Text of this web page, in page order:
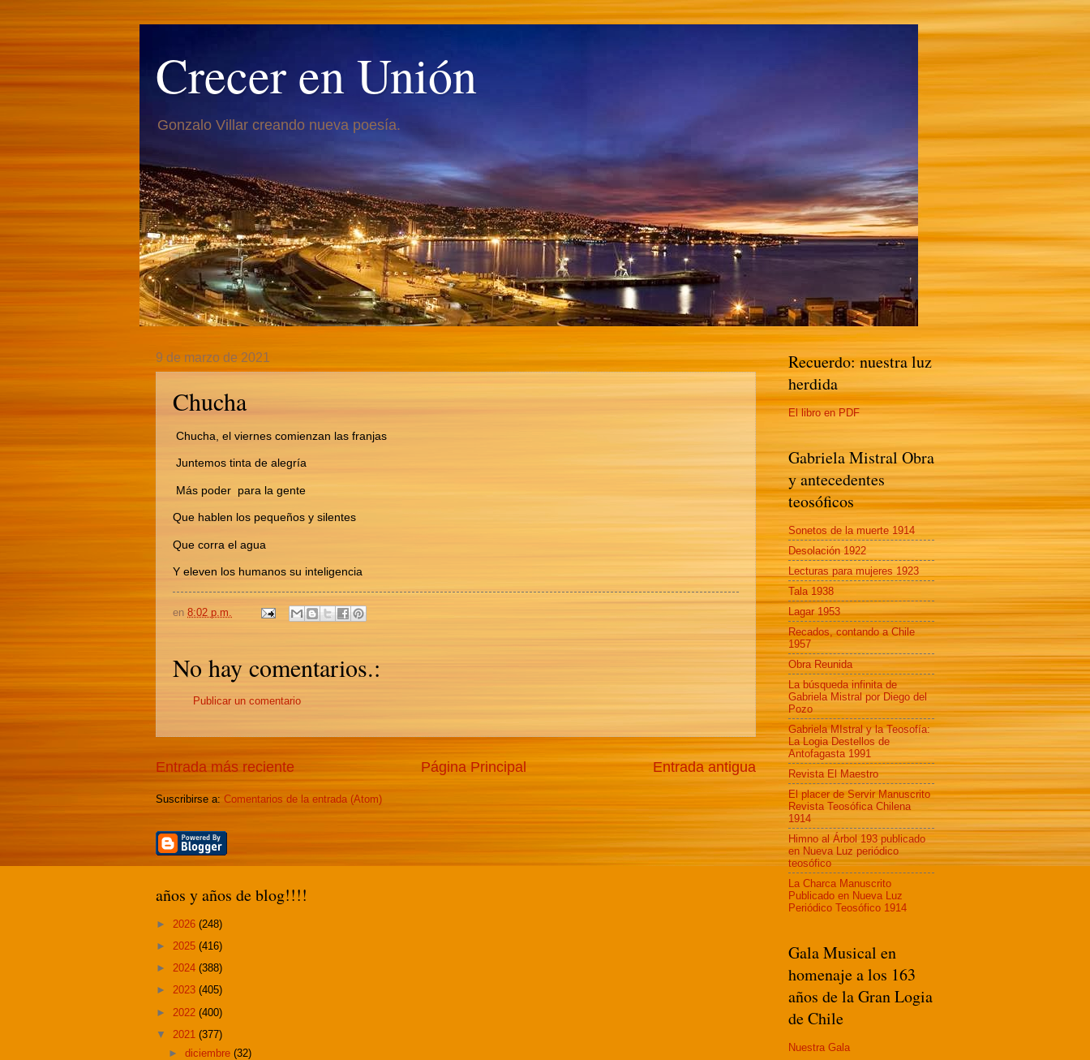
Crecer en Unión
Gonzalo Villar creando nueva poesía.
9 de marzo de 2021
Chucha
Chucha, el viernes comienzan las franjas
Juntemos tinta de alegría
Más poder para la gente
Que hablen los pequeños y silentes
Que corra el agua
Y eleven los humanos su inteligencia
en 8:02 p.m.
No hay comentarios.:
Publicar un comentario
Entrada más reciente Entrada antigua
Página Principal
Suscribirse a: Comentarios de la entrada (Atom)
años y años de blog!!!!
► 2026 (248)
► 2025 (416)
► 2024 (388)
► 2023 (405)
► 2022 (400)
▼ 2021 (377)
►diciembre(32)
Recuerdo: nuestra luz
herdida
El libro en PDF
Gabriela Mistral Obra
y antecedentes
teosóficos
Sonetos de la muerte 1914
Desolación 1922
Lecturas para mujeres 1923
Tala 1938
Lagar 1953
Recados, contando a Chile
1957
Obra Reunida
La búsqueda infinita de
Gabriela Mistral por Diego del
Pozo
Gabriela MIstral y la Teosofía:
La Logia Destellos de
Antofagasta 1991
Revista El Maestro
El placer de Servir Manuscrito
Revista Teosófica Chilena
1914
Himno al Árbol 193 publicado
en Nueva Luz periódico
teosófico
La Charca Manuscrito
Publicado en Nueva Luz
Periódico Teosófico 1914
Gala Musical en
homenaje a los 163
años de la Gran Logia
de Chile
Nuestra Gala